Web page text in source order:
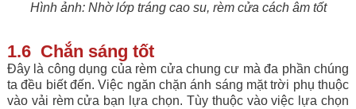
Hình ảnh: Nhờ lớp tráng cao su, rèm cửa cách âm tốt
1.6 Chắn sáng tốt
Đây là công dụng của rèm cửa chung cư mà đa phần chúng
ta đều biết đến. Việc ngăn chặn ánh sáng mặt trời phụ thuộc
vào vải rèm cửa bạn lựa chọn. Tùy thuộc vào việc lựa chọn